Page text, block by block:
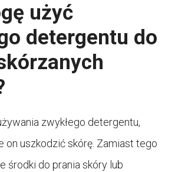
użyć
detergentu do
zwykłego detergentu,
on uszkodzić skórę. Zamiast tego
środki do prania skóry lub